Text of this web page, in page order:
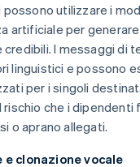
utilizzare i
artificiale per
I messaggi di
linguistici e possono
per i singoli
rischio che i dipendenti
o aprano allegati.
e clonazione vocale